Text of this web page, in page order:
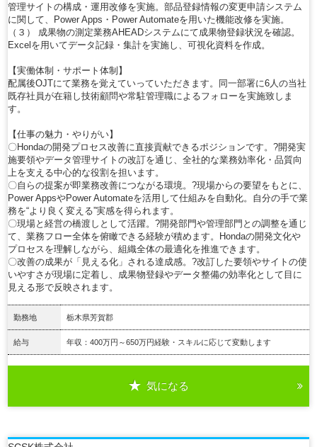
管理サイトの構成・運用改修を実施。部品登録情報の変更申請システム
に関して、Power Apps・Power Automateを用いた機能改修を実施。
（３） 成果物の測定業務AHEADシステムにて成果物登録状況を確認。
Excelを用いてデータ記録・集計を実施し、可視化資料を作成。
【実働体制・サポート体制】
配属後OJTにて業務を覚えていっていただきます。同一部署に6人の当社
既存社員が在籍し技術顧問や常駐管理職によるフォローを実施致しま
す。
【仕事の魅力・やりがい】
〇Hondaの開発プロセス改善に直接貢献できるポジションです。?開発実
施要領やデータ管理サイトの改訂を通じ、全社的な業務効率化・品質向
上を支える中心的な役割を担います。
〇自らの提案が即業務改善につながる環境。?現場からの要望をもとに、
Power AppsやPower Automateを活用して仕組みを自動化。自分の手で業
務を“より良く変える”実感を得られます。
〇現場と経営の橋渡しとして活躍。?開発部門や管理部門との調整を通じ
て、業務フロー全体を俯瞰できる経験が積めます。Hondaの開発文化や
プロセスを理解しながら、組織全体の最適化を推進できます。
〇改善の成果が「見える化」される達成感。?改訂した要領やサイトの使
いやすさが現場に定着し、成果物登録やデータ整備の効率化として目に
見える形で反映されます。
勤務地 栃木県芳賀郡
給与 年収：400万円～650万円経験・スキルに応じて変動します
気になる